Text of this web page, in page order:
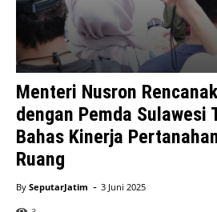
Menteri Nusron
dengan Pemda Sulawesi
Bahas Kinerja
Ruang
By SeputarJatim - 3 Juni 2025